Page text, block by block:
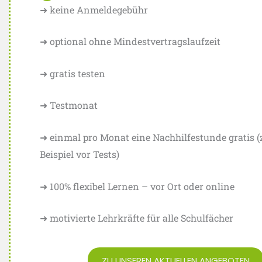
➜ keine Anmeldegebühr
➜ optional ohne Mindestvertragslaufzeit
➜ gratis testen
➜ Testmonat
➜ einmal pro Monat eine Nachhilfestunde gratis
Beispiel vor Tests)
➜ 100% flexibel Lernen – vor Ort oder online
➜ motivierte Lehrkräfte für alle Schulfächer